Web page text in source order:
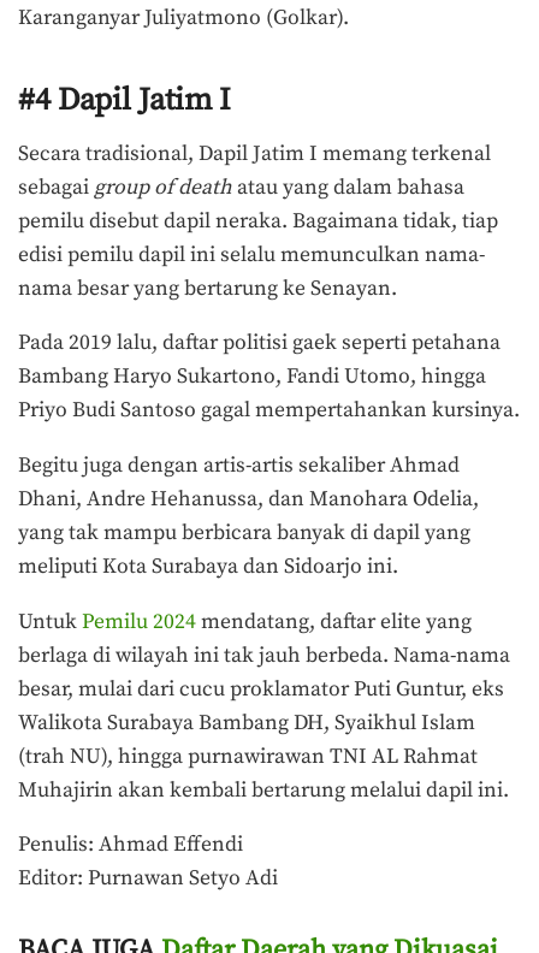
Karanganyar Juliyatmono (Golkar).
#4 Dapil Jatim I
Secara tradisional, Dapil Jatim I memang terkenal
sebagai group of deathatau yang dalam bahasa
pemilu disebut dapil neraka. Bagaimana tidak, tiap
edisi pemilu dapil ini selalu memunculkan nama-
nama besar yang bertarung ke Senayan.
Pada 2019 lalu, daftar politisi gaek seperti petahana
Bambang Haryo Sukartono, Fandi Utomo, hingga
Priyo Budi Santoso gagal mempertahankan kursinya.
Begitu juga dengan artis-artis sekaliber Ahmad
Dhani, Andre Hehanussa, dan Manohara Odelia,
yang tak mampu berbicara banyak di dapil yang
meliputi Kota Surabaya dan Sidoarjo ini.
UntukPemilu 2024mendatang, daftar elite yang
berlaga di wilayah ini tak jauh berbeda. Nama-nama
besar, mulai dari cucu proklamator Puti Guntur, eks
Walikota Surabaya Bambang DH, Syaikhul Islam
(trah NU), hingga purnawirawan TNI AL Rahmat
Muhajirin akan kembali bertarung melalui dapil ini.
Penulis: Ahmad Effendi
Editor: Purnawan Setyo Adi